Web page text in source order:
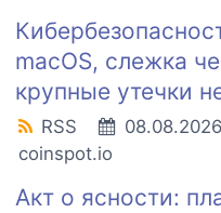
macOS, слежка
крупные утечки
RSS 08.08.2026
coinspot.io
Акт о ясности: